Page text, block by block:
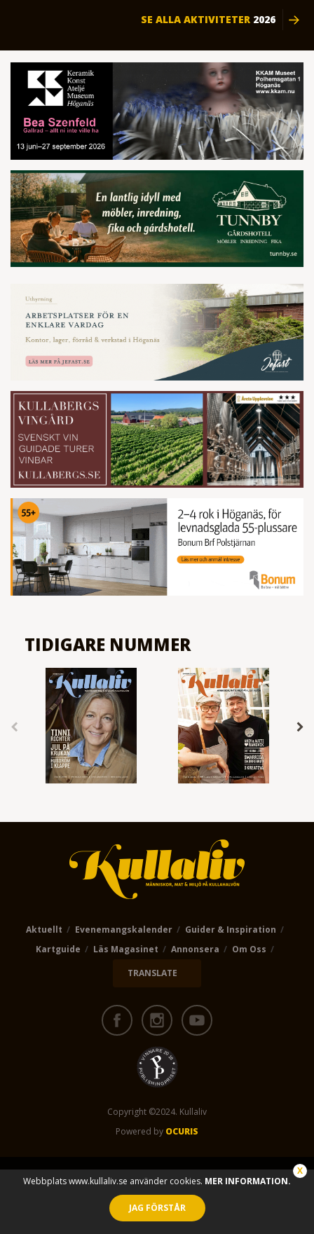
SE ALLA AKTIVITETER 2026
TIDIGARE NUMMER
Aktuellt Evenemangskalender
Guider & Inspiration
Kartguide
Läs Magasinet Annonsera
Om Oss
TRANSLATE
Copyright ©2024. Kullaliv
Powered by OCURIS
Webbplats www.kullaliv.se använder cookies. MER INFORMATION.
JAG FÖRSTÅR